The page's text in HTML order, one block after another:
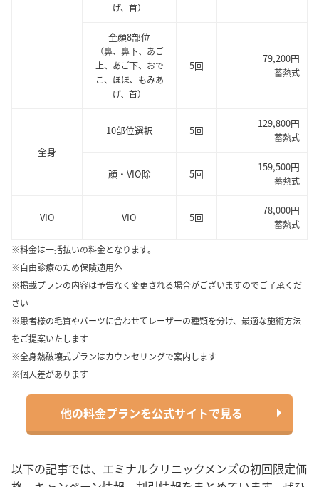
げ、首）
全顔8部位
（鼻、鼻下、あご
上、あご下、おで
こ、ほほ、もみあ
げ、首）
5回
79,200円
蓄熱式
全身
10部位選択 5回
129,800円
蓄熱式
顔・VIO除 5回
159,500円
蓄熱式
VIO VIO 5回
78,000円
蓄熱式
※料金は一括払いの料金となります。
※自由診療のため保険適用外
※掲載プランの内容は予告なく変更される場合がございますのでご了承くだ
さい
※患者様の毛質やパーツに合わせてレーザーの種類を分け、最適な施術方法
をご提案いたします
※全身熱破壊式プランはカウンセリングで案内します
※個人差があります
他の料金プランを公式サイトで見る
以下の記事では、エミナルクリニックメンズの初回限定価